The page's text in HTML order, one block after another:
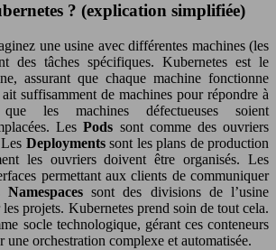
? (explication simplifiée)
une usine avec différentes machines (les
des tâches spécifiques. Kubernetes est le
assurant que chaque machine fonctionne
suffisamment de machines pour répondre à
les machines défectueuses soient
LesPods sont comme des ouvriers
Deploymentssont les plans de production
les ouvriers doivent être organisés. Les
permettant aux clients de communiquer
Namespacessont des divisions de l’usine
les projets. Kubernetes prend soin de tout cela.
socle technologique, gérant ces conteneurs
une orchestration complexe et automatisée.